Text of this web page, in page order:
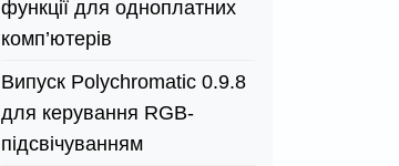
функції для одноплатних
комп’ютерів
Випуск Polychromatic 0.9.8
для керування RGB-
підсвічуванням